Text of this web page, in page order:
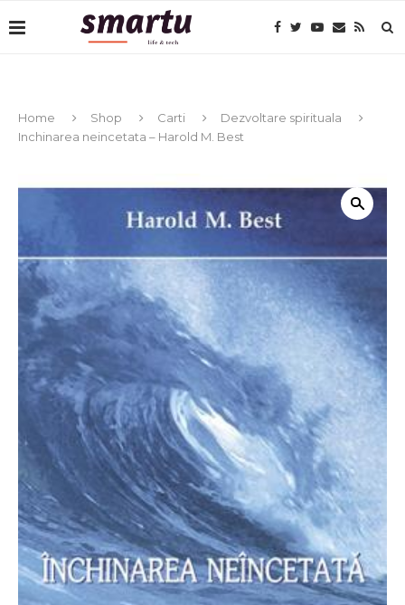
Home Shop Carti
Dezvoltare spirituala
Inchinarea neincetata – Harold M. Best